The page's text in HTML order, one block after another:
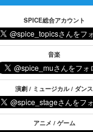
SPICE総合アカウント
音楽
演劇 / ミュージカル / ダンス
アニメ / ゲーム